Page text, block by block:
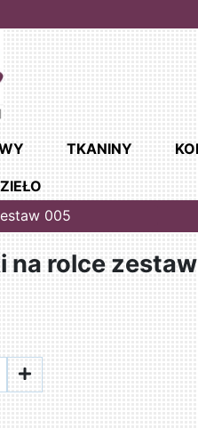
TKANINY
005
na rolce